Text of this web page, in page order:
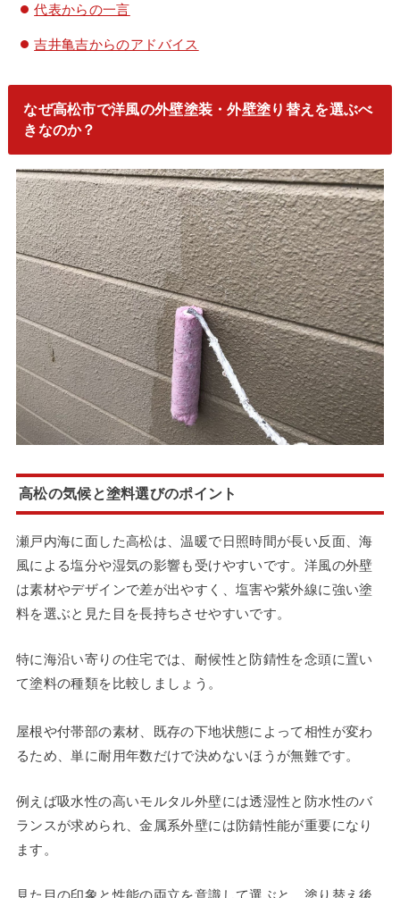
代表からの一言
吉井亀吉からのアドバイス
なぜ高松市で洋風の外壁塗装・外壁塗り替えを選ぶべ
きなのか？
高松の気候と塗料選びのポイント
瀬戸内海に面した高松は、温暖で日照時間が長い反面、海
風による塩分や湿気の影響も受けやすいです。洋風の外壁
は素材やデザインで差が出やすく、塩害や紫外線に強い塗
料を選ぶと見た目を長持ちさせやすいです。
特に海沿い寄りの住宅では、耐候性と防錆性を念頭に置い
て塗料の種類を比較しましょう。
屋根や付帯部の素材、既存の下地状態によって相性が変わ
るため、単に耐用年数だけで決めないほうが無難です。
例えば吸水性の高いモルタル外壁には透湿性と防水性のバ
ランスが求められ、金属系外壁には防錆性能が重要になり
ます。
見た目の印象と性能の両立を意識して選ぶと、塗り替え後